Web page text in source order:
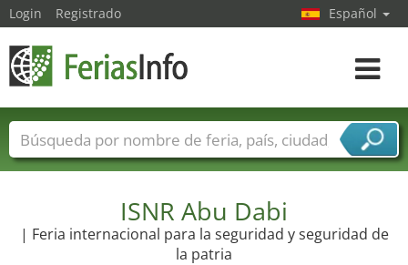
ISNR Abu Dabi
| Feria internacional para la seguridad y seguridad de
la patria
Login Registrado Español
toggle
Nombres de ferias Países
Ciudades
Sectores de proveedor de servicios